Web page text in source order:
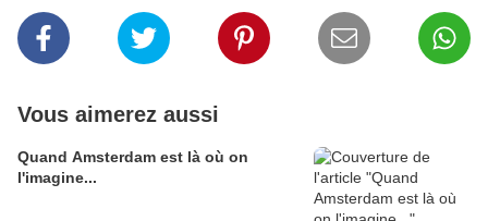
Vous aimerez aussi
Quand Amsterdam est là où on
l'imagine...